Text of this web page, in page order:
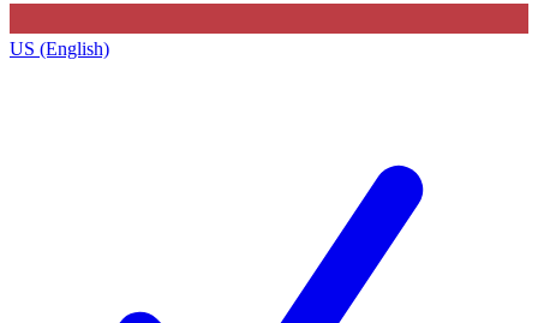
US (English)